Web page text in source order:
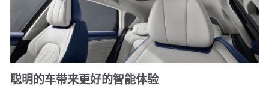
聪明的车带来更好的智能体验